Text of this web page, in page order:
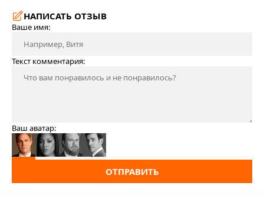
НАПИСАТЬ ОТЗЫВ
Ваше имя:
Текст комментария:
Ваш аватар:
ОТПРАВИТЬ